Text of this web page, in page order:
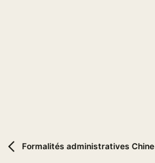
Formalités administratives Chine